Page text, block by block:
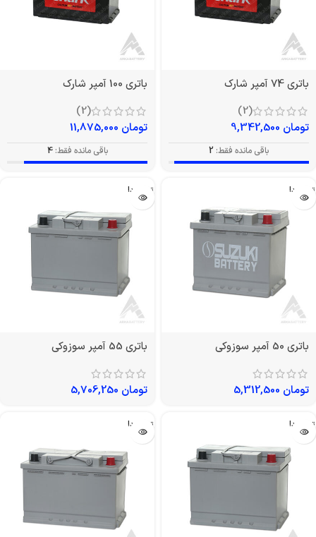
باتری 74 آمپر شارک
(2)
تومان
باقی مانده فقط: 2
باتری 100 آمپر شارک
(2)
تومان
باقی مانده فقط: 4
تمام شد!
باتری 50 آمپر سوزوکی
تومان
تمام شد!
باتری 55 آمپر سوزوکی
تومان
تمام شد! تمام شد!